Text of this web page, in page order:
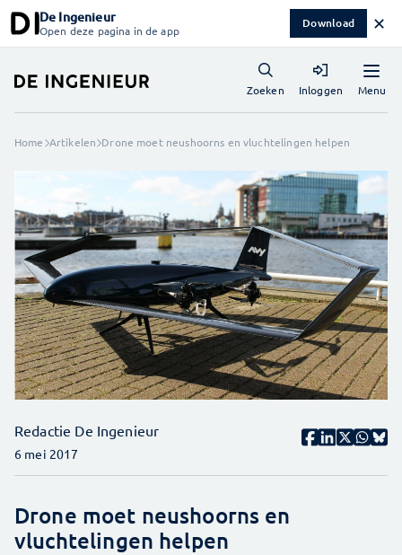
De Ingenieur
Open deze pagina in de app Download ✕
Menu
Zoeken Inloggen
Home Artikelen Drone moet neushoorns en vluchtelingen helpen
Redactie De Ingenieur
6 mei 2017
Drone moet neushoorns en
vluchtelingen helpen